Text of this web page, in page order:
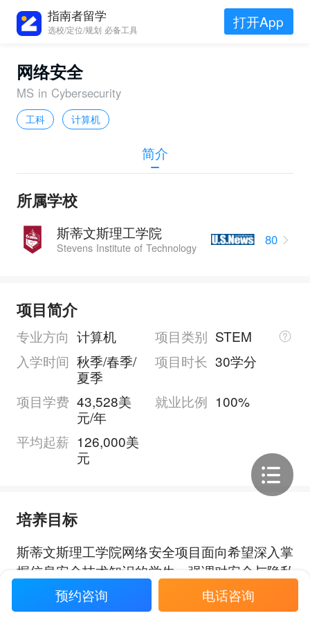
指南者留学
选校/定位/规划 必备工具 打开App
网络安全
MS in Cybersecurity
工科 计算机
简介
所属学校
斯蒂文斯理工学院
Stevens Institute of Technology
80
项目简介
专业方向 计算机 项目类别 STEM
入学时间 秋季/春季/
夏季
项目时长 30学分
项目学费 43,528美
元/年
就业比例 100%
平均起薪 126,000美
元
培养目标
斯蒂文斯理工学院网络安全项目面向希望深入掌
握信息安全技术知识的学生，强调对安全与隐私
相关的组织、社会、管理和法律层面的理解，帮
助学生为政府和行业中保护复杂信息基础设施的
预约咨询 电话咨询